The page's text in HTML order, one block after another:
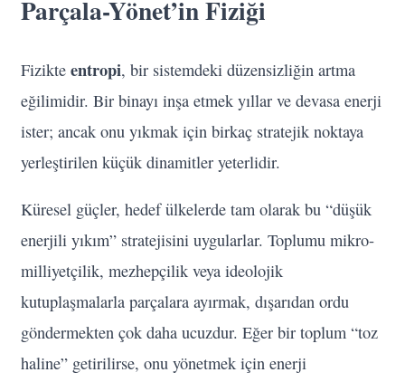
Parçala-Yönet’in Fiziği
Fizikte entropi, bir sistemdeki düzensizliğin artma
eğilimidir. Bir binayı inşa etmek yıllar ve devasa enerji
ister; ancak onu yıkmak için birkaç stratejik noktaya
yerleştirilen küçük dinamitler yeterlidir.
Küresel güçler, hedef ülkelerde tam olarak bu “düşük
enerjili yıkım” stratejisini uygularlar. Toplumu mikro-
milliyetçilik, mezhepçilik veya ideolojik
kutuplaşmalarla parçalara ayırmak, dışarıdan ordu
göndermekten çok daha ucuzdur. Eğer bir toplum “toz
haline” getirilirse, onu yönetmek için enerji